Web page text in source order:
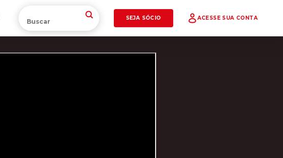
SEJA SÓCIO ACESSE SUA CONTA